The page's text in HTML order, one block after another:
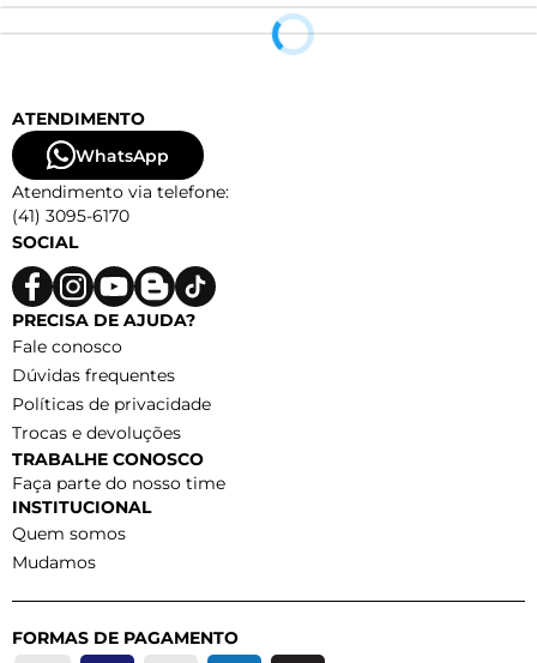
ATENDIMENTO
WhatsApp
Atendimento via telefone:
(41) 3095-6170
SOCIAL
PRECISA DE AJUDA?
Fale conosco
Dúvidas frequentes
Políticas de privacidade
Trocas e devoluções
TRABALHE CONOSCO
Faça parte do nosso time
INSTITUCIONAL
Quem somos
Mudamos
FORMAS DE PAGAMENTO